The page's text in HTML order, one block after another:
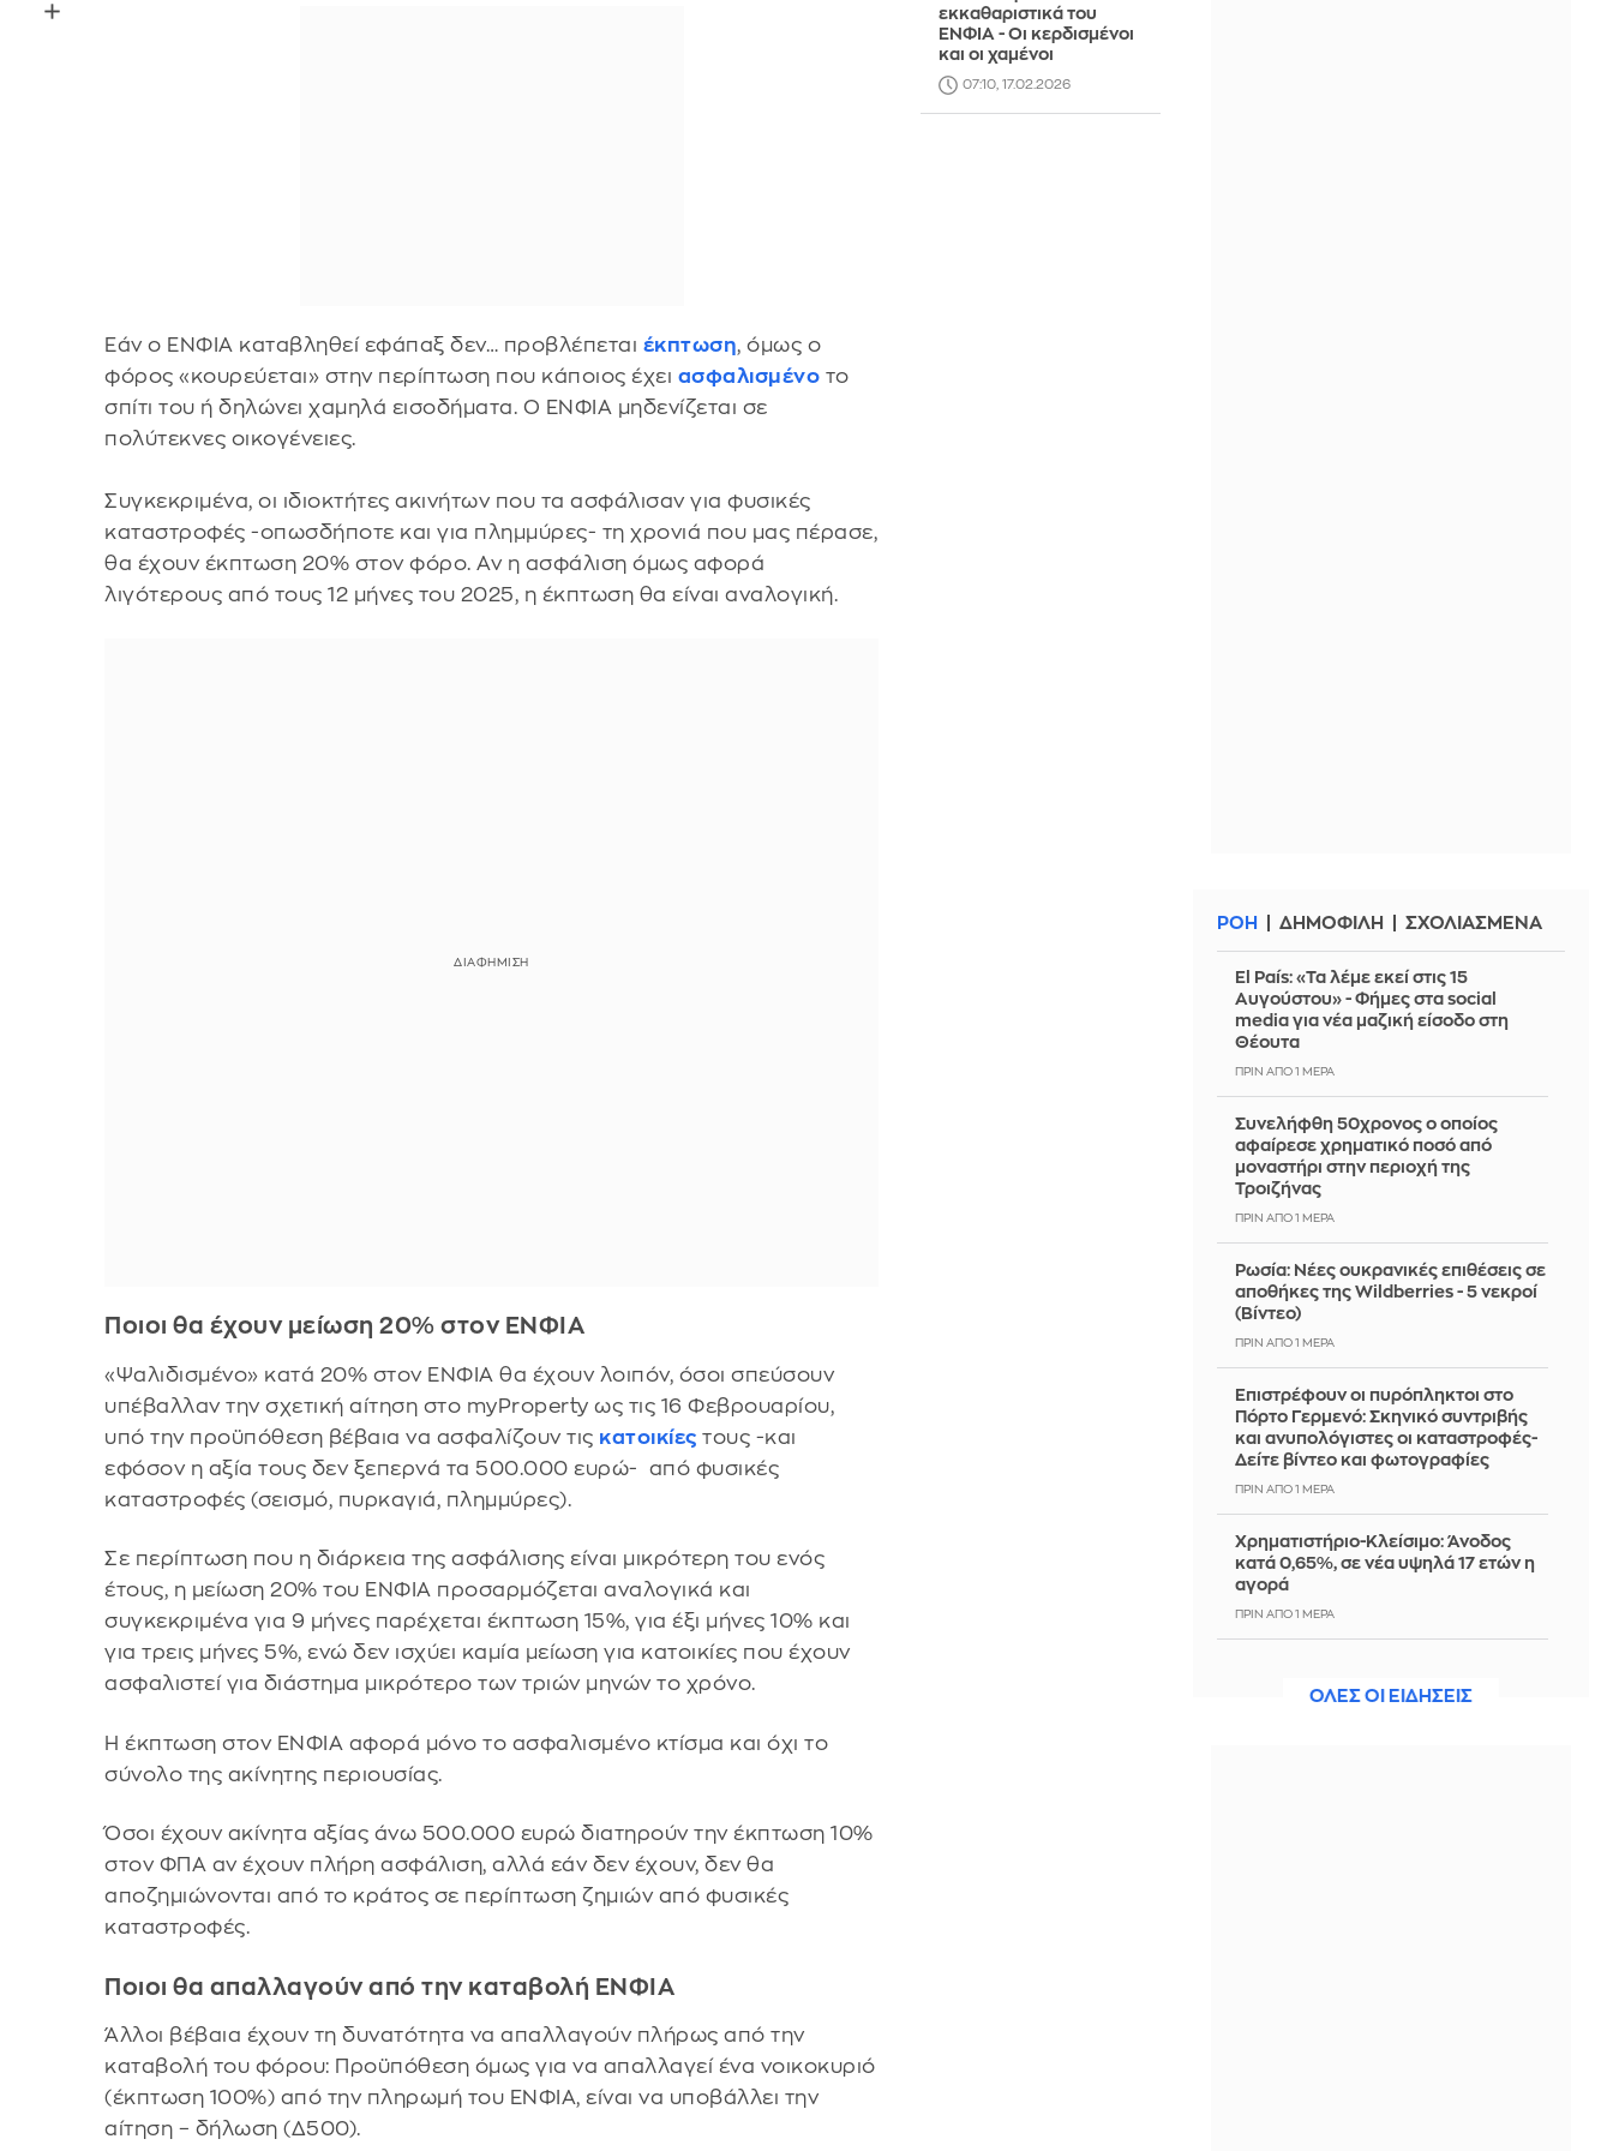
Εάν ο ΕΝΦΙΑ καταβληθεί εφάπαξ δεν… προβλέπεται έκπτωση, όμως ο
φόρος «κουρεύεται» στην περίπτωση που κάποιος έχει ασφαλισμένο το
σπίτι του ή δηλώνει χαμηλά εισοδήματα. Ο ΕΝΦΙΑ μηδενίζεται σε
πολύτεκνες οικογένειες.
Συγκεκριμένα, οι ιδιοκτήτες ακινήτων που τα ασφάλισαν για φυσικές
καταστροφές -οπωσδήποτε και για πλημμύρες- τη χρονιά που μας πέρασε,
θα έχουν έκπτωση 20% στον φόρο. Αν η ασφάλιση όμως αφορά
λιγότερους από τους 12 μήνες του 2025, η έκπτωση θα είναι αναλογική.
Ποιοι θα έχουν μείωση 20% στον ΕΝΦΙΑ
«Ψαλιδισμένο» κατά 20% στον ΕΝΦΙΑ θα έχουν λοιπόν, όσοι σπεύσουν
υπέβαλλαν την σχετική αίτηση στο myProperty ως τις 16 Φεβρουαρίου,
υπό την προϋπόθεση βέβαια να ασφαλίζουν τις κατοικίες τους -και
εφόσον η αξία τους δεν ξεπερνά τα 500.000 ευρώ- από φυσικές
καταστροφές (σεισμό, πυρκαγιά, πλημμύρες).
Σε περίπτωση που η διάρκεια της ασφάλισης είναι μικρότερη του ενός
έτους, η μείωση 20% του ΕΝΦΙΑ προσαρμόζεται αναλογικά και
συγκεκριμένα για 9 μήνες παρέχεται έκπτωση 15%, για έξι μήνες 10% και
για τρεις μήνες 5%, ενώ δεν ισχύει καμία μείωση για κατοικίες που έχουν
ασφαλιστεί για διάστημα μικρότερο των τριών μηνών το χρόνο.
Η έκπτωση στον ΕΝΦΙΑ αφορά μόνο το ασφαλισμένο κτίσμα και όχι το
σύνολο της ακίνητης περιουσίας.
Όσοι έχουν ακίνητα αξίας άνω 500.000 ευρώ διατηρούν την έκπτωση 10%
στον ΦΠΑ αν έχουν πλήρη ασφάλιση, αλλά εάν δεν έχουν, δεν θα
αποζημιώνονται από το κράτος σε περίπτωση ζημιών από φυσικές
καταστροφές.
Ποιοι θα απαλλαγούν από την καταβολή ΕΝΦΙΑ
Άλλοι βέβαια έχουν τη δυνατότητα να απαλλαγούν πλήρως από την
καταβολή του φόρου: Προϋπόθεση όμως για να απαλλαγεί ένα νοικοκυριό
(έκπτωση 100%) από την πληρωμή του ΕΝΦΙΑ, είναι να υποβάλλει την
αίτηση – δήλωση (Δ500).
εκκαθαριστικά του
ΕΝΦΙΑ - Οι κερδισμένοι
και οι χαμένοι
07:10, 17.02.2026
ΡΟΗ ΔΗΜΟΦΙΛΗ ΣΧΟΛΙΑΣΜΕΝΑ
El País: «Τα λέμε εκεί στις 15
Αυγούστου» - Φήμες στα social
media για νέα μαζική είσοδο στη
Θέουτα
ΠΡΙΝ ΑΠΌ 1 ΜΈΡΑ
Συνελήφθη 50χρονος ο οποίος
αφαίρεσε χρηματικό ποσό από
μοναστήρι στην περιοχή της
Τροιζήνας
ΠΡΙΝ ΑΠΌ 1 ΜΈΡΑ
Ρωσία: Νέες ουκρανικές επιθέσεις σε
αποθήκες της Wildberries - 5 νεκροί
(Βίντεο)
ΠΡΙΝ ΑΠΌ 1 ΜΈΡΑ
Επιστρέφουν οι πυρόπληκτοι στο
Πόρτο Γερμενό: Σκηνικό συντριβής
και ανυπολόγιστες οι καταστροφές-
Δείτε βίντεο και φωτογραφίες
ΠΡΙΝ ΑΠΌ 1 ΜΈΡΑ
Χρηματιστήριο-Κλείσιμο: Άνοδος
κατά 0,65%, σε νέα υψηλά 17 ετών η
αγορά
ΠΡΙΝ ΑΠΌ 1 ΜΈΡΑ
Μαρσέλλος, εμβληματική
ΟΛΕΣ ΟΙ ΕΙΔΗΣΕΙΣ